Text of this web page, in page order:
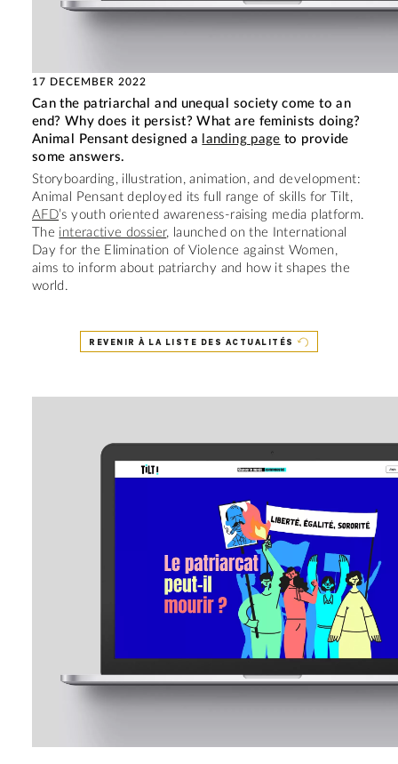
17 DECEMBER 2022
Can the patriarchal and unequal society come to an
end? Why does it persist? What are feminists doing?
Animal Pensant designed a
landing page to provide
some answers.
Storyboarding, illustration, animation, and development:
Animal Pensant deployed its full range of skills for Tilt,
AFD’s youth oriented awareness-raising media platform.
The interactive dossier, launched on the International
Day for the Elimination of Violence against Women,
aims to inform about patriarchy and how it shapes the
world.
REVENIR À LA LISTE DES ACTUALITÉS